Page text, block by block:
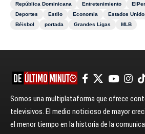
República Dominicana
Entretenimiento
Deportes
Estilo Economía Estados
Béisbol
portada Grandes Ligas MLB
Somos una multiplataforma que ofrece
televisivos. El medio noticioso de mayor
el menor tiempo en la historia de la